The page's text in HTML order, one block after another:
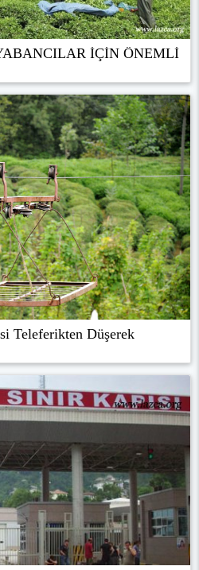
İÇİN ÖNEMLİ
Teleferikten Düşerek